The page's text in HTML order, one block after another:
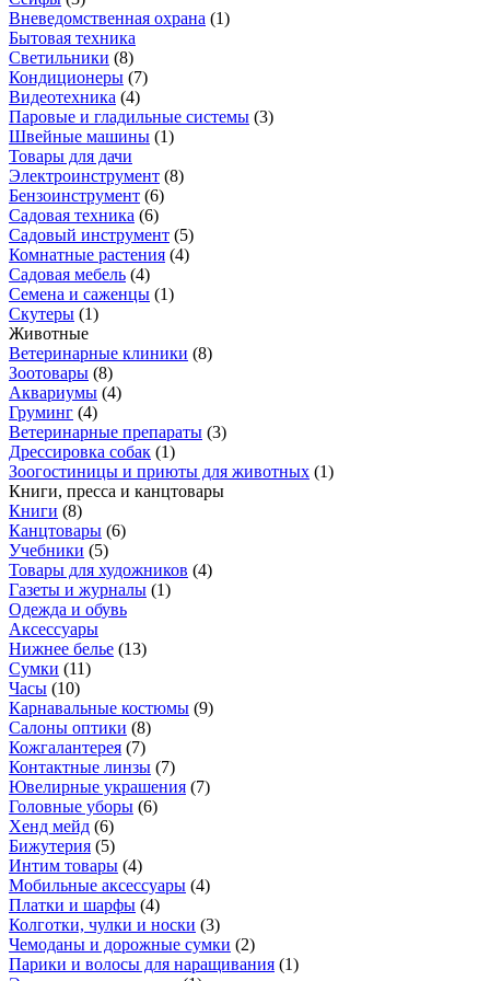
Вневедомственная охрана (1)
Бытовая техника
Светильники (8)
Кондиционеры (7)
Видеотехника (4)
Паровые и гладильные системы (3)
Швейные машины (1)
Товары для дачи
Электроинструмент (8)
Бензоинструмент (6)
Садовая техника (6)
Садовый инструмент (5)
Комнатные растения (4)
Садовая мебель (4)
Семена и саженцы (1)
Скутеры (1)
Животные
Ветеринарные клиники (8)
Зоотовары (8)
Аквариумы (4)
Груминг (4)
Ветеринарные препараты (3)
Дрессировка собак (1)
Зоогостиницы и приюты для животных (1)
Книги, пресса и канцтовары
Книги (8)
Канцтовары (6)
Учебники (5)
Товары для художников (4)
Газеты и журналы (1)
Одежда и обувь
Аксессуары
Нижнее белье (13)
Сумки (11)
Часы (10)
Карнавальные костюмы (9)
Салоны оптики (8)
Кожгалантерея (7)
Контактные линзы (7)
Ювелирные украшения (7)
Головные уборы (6)
Хенд мейд (6)
Бижутерия (5)
Интим товары (4)
Мобильные аксессуары (4)
Платки и шарфы (4)
Колготки, чулки и носки (3)
Чемоданы и дорожные сумки (2)
Парики и волосы для наращивания (1)